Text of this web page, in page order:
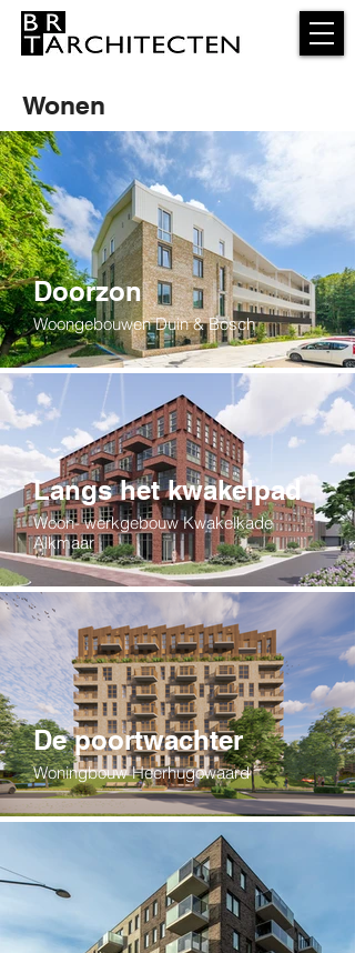
Wonen
Doorzon
Woongebouwen Duin & Bosch
Langs het kwakelpad
Woon- werkgebouw Kwakelkade
Alkmaar
De poortwachter
Woningbouw Heerhugowaard